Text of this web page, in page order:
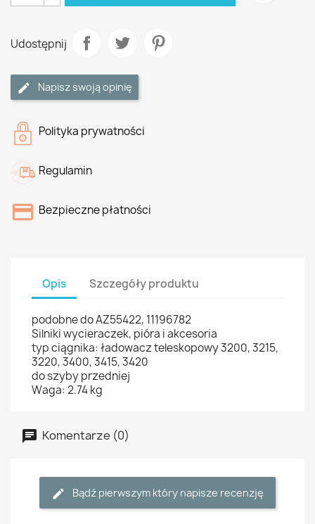
Udostępnij
Napisz swoją opinię
Polityka prywatności
Regulamin
Bezpieczne płatności
Opis Szczegóły produktu
podobne do AZ55422, 11196782
Silniki wycieraczek, pióra i akcesoria
typ ciągnika: ładowacz teleskopowy 3200, 3215,
3220, 3400, 3415, 3420
do szyby przedniej
Waga: 2.74 kg
Komentarze (0)
Bądź pierwszym który napisze recenzję